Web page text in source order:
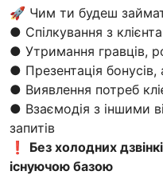
🚀 Чим ти будеш
● Спілкування з
● Утримання гравців,
● Презентація бонусів,
● Виявлення потреб
● Взаємодія з іншими
запитів
❗️ Без холодних
існуючою базою